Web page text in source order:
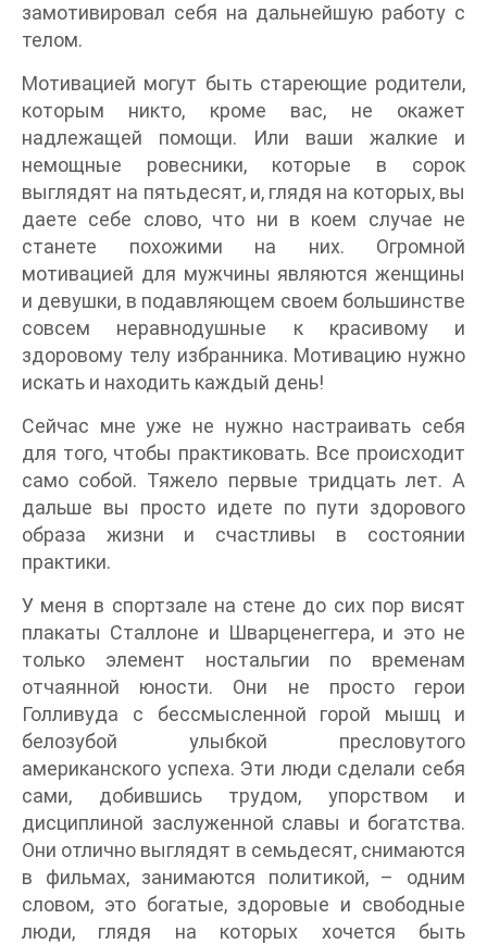
замотивировал себя на дальнейшую работу с
телом.
Мотивацией могут быть стареющие родители,
которым никто, кроме вас, не окажет
надлежащей помощи. Или ваши жалкие и
немощные ровесники, которые в сорок
выглядят на пятьдесят, и, глядя на которых, вы
даете себе слово, что ни в коем случае не
станете похожими на них. Огромной
мотивацией для мужчины являются женщины
и девушки, в подавляющем своем большинстве
совсем неравнодушные к красивому и
здоровому телу избранника. Мотивацию нужно
искать и находить каждый день!
Сейчас мне уже не нужно настраивать себя
для того, чтобы практиковать. Все происходит
само собой. Тяжело первые тридцать лет. А
дальше вы просто идете по пути здорового
образа жизни и счастливы в состоянии
практики.
У меня в спортзале на стене до сих пор висят
плакаты Сталлоне и Шварценеггера, и это не
только элемент ностальгии по временам
отчаянной юности. Они не просто герои
Голливуда с бессмысленной горой мышц и
белозубой улыбкой пресловутого
американского успеха. Эти люди сделали себя
сами, добившись трудом, упорством и
дисциплиной заслуженной славы и богатства.
Они отлично выглядят в семьдесят, снимаются
в фильмах, занимаются политикой, – одним
словом, это богатые, здоровые и свободные
люди, глядя на которых хочется быть